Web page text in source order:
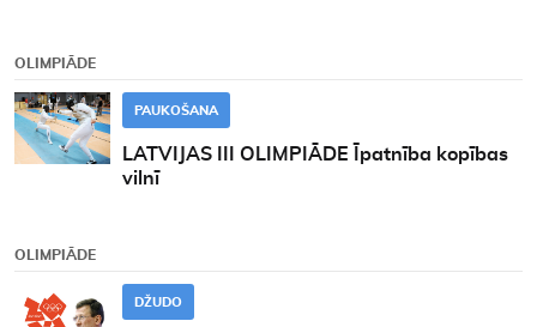
OLIMPIĀDE
PAUKOŠANA
LATVIJAS III OLIMPIĀDE Īpatnība kopības
vilnī
OLIMPIĀDE
DŽUDO